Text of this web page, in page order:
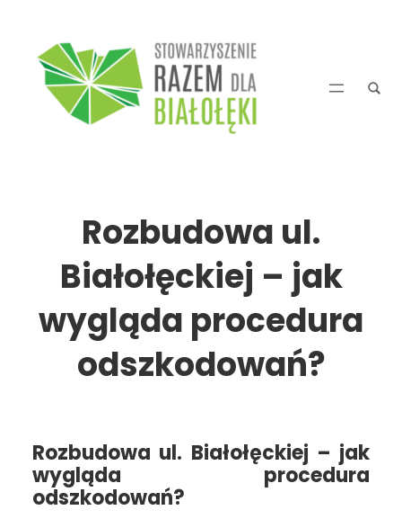
treści
Rozbudowa ul.
Białołęckiej – jak
wygląda procedura
odszkodowań?
Rozbudowa ul. Białołęckiej – jak
wygląda procedura
odszkodowań?